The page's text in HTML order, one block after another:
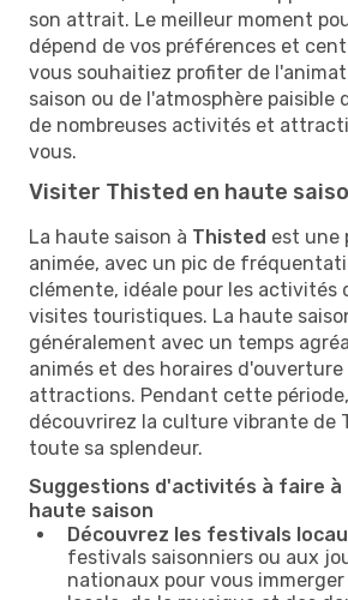
son attrait. Le meilleur moment
dépend de vos préférences et
vous souhaitiez profiter de
saison ou de l'atmosphère paisible
de nombreuses activités et
vous.
Visiter Thisted en haute
La haute saison à Thisted est une
animée, avec un pic de
clémente, idéale pour les activités
visites touristiques. La haute
généralement avec un temps
animés et des horaires d'ouverture
attractions. Pendant cette
découvrirez la culture vibrante de
toute sa splendeur.
Suggestions d'activités à faire à
haute saison
Découvrez les festivals
festivals saisonniers ou aux
nationaux pour vous